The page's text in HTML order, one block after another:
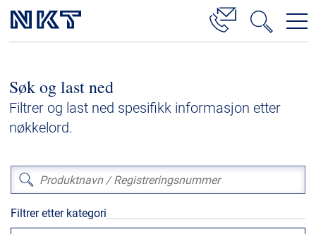
Høyspenningskabelløsninger
Kabelservice
Lavspenning
Høyspenningskabeltilbehør
Mellomspenningskabeltilbehør
Søk og last ned
Filtrer og last ned spesifikk informasjon etter
nøkkelord.
Filtrer etter kategori